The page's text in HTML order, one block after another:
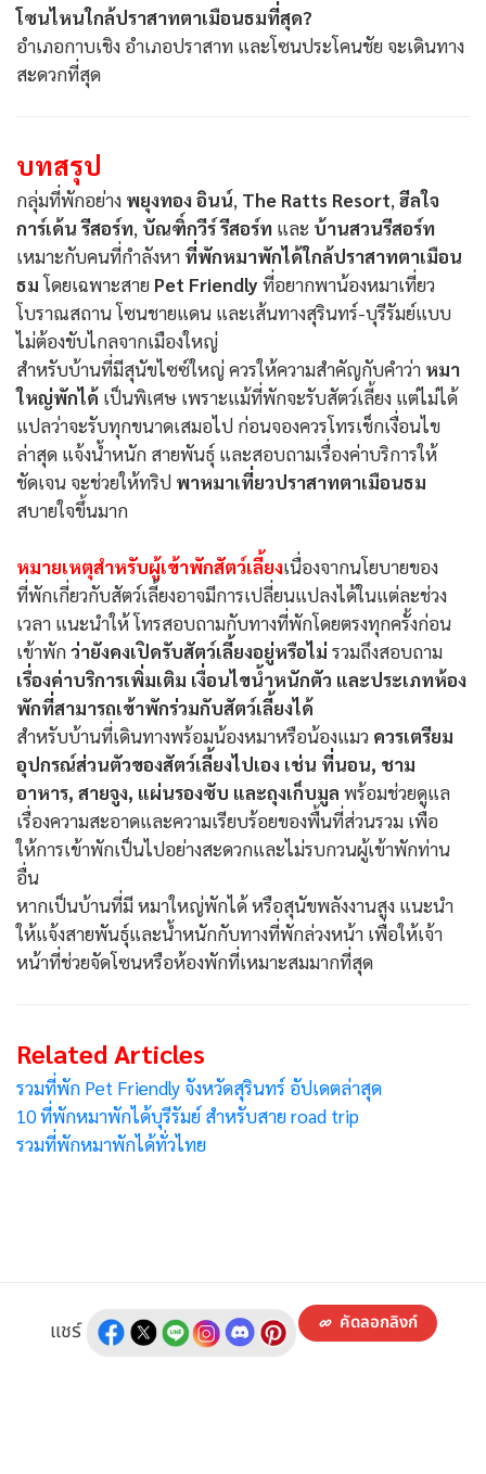
โซนไหนใกล้ปราสาทตาเมือนธมที่สุด?
อำเภอกาบเชิง อำเภอปราสาท และโซนประโคนชัย จะเดินทาง
สะดวกที่สุด
บทสรุป
กลุ่มที่พักอย่าง พยุงทอง อินน์, The Ratts Resort, ฮีลใจ
การ์เด้น รีสอร์ท, บัณฑิ์กวีร์ รีสอร์ท และ บ้านสวนรีสอร์ท
เหมาะกับคนที่กำลังหา ที่พักหมาพักได้ใกล้ปราสาทตาเมือน
ธมโดยเฉพาะสาย Pet Friendlyที่อยากพาน้องหมาเที่ยว
โบราณสถาน โซนชายแดน และเส้นทางสุรินทร์-บุรีรัมย์แบบ
ไม่ต้องขับไกลจากเมืองใหญ่
สำหรับบ้านที่มีสุนัขไซซ์ใหญ่ ควรให้ความสำคัญกับคำว่า หมา
ใหญ่พักได้ เป็นพิเศษ เพราะแม้ที่พักจะรับสัตว์เลี้ยง แต่ไม่ได้
แปลว่าจะรับทุกขนาดเสมอไป ก่อนจองควรโทรเช็กเงื่อนไข
ล่าสุด แจ้งน้ำหนัก สายพันธุ์ และสอบถามเรื่องค่าบริการให้
ชัดเจน จะช่วยให้ทริป พาหมาเที่ยวปราสาทตาเมือนธม
สบายใจขึ้นมาก
หมายเหตุสำหรับผู้เข้าพักสัตว์เลี้ยงเนื่องจากนโยบายของ
ที่พักเกี่ยวกับสัตว์เลี้ยงอาจมีการเปลี่ยนแปลงได้ในแต่ละช่วง
เวลา แนะนำให้ โทรสอบถามกับทางที่พักโดยตรงทุกครั้งก่อน
เข้าพัก ว่ายังคงเปิดรับสัตว์เลี้ยงอยู่หรือไม่รวมถึงสอบถาม
เรื่องค่าบริการเพิ่มเติม เงื่อนไขน้ำหนักตัว และประเภทห้อง
พักที่สามารถเข้าพักร่วมกับสัตว์เลี้ยงได้
สำหรับบ้านที่เดินทางพร้อมน้องหมาหรือน้องแมว ควรเตรียม
อุปกรณ์ส่วนตัวของสัตว์เลี้ยงไปเอง เช่น ที่นอน, ชาม
อาหาร, สายจูง, แผ่นรองซับ และถุงเก็บมูล พร้อมช่วยดูแล
เรื่องความสะอาดและความเรียบร้อยของพื้นที่ส่วนรวม เพื่อ
ให้การเข้าพักเป็นไปอย่างสะดวกและไม่รบกวนผู้เข้าพักท่าน
อื่น
หากเป็นบ้านที่มี หมาใหญ่พักได้ หรือสุนัขพลังงานสูง แนะนำ
ให้แจ้งสายพันธุ์และน้ำหนักกับทางที่พักล่วงหน้า เพื่อให้เจ้า
หน้าที่ช่วยจัดโซนหรือห้องพักที่เหมาะสมมากที่สุด
Related Articles
รวมที่พัก Pet Friendly จังหวัดสุรินทร์ อัปเดตล่าสุด
10 ที่พักหมาพักได้บุรีรัมย์ สำหรับสาย road trip
รวมที่พักหมาพักได้ทั่วไทย
แชร์ คัดลอกลิงก์